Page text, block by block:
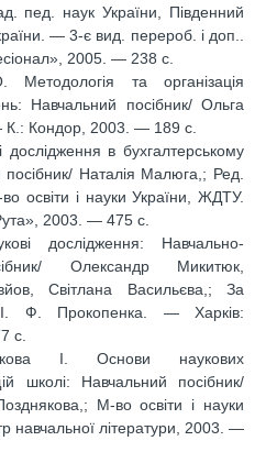
пед. наук України, Південний
— 3-є вид. перероб. і доп..
2005. — 238 с.
Методологія та організація
Навчальний посібник/ Ольга
К.: Кондор, 2003. — 189 с.
в бухгалтерському
посібник/ Наталія Малюга,; Ред.
освіти і науки України, ЖДТУ.
2003. — 475 с.
дослідження: Навчально-
Олександр Микитюк,
Світлана Васильєва,; За
Ф. Прокопенка. — Харків:
с.
І. Основи наукових
школі: Навчальний посібник/
М-во освіти і науки
навчальної літератури, 2003. —